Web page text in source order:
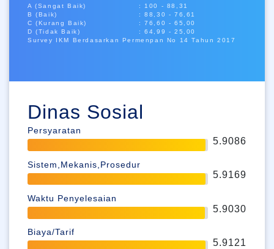
A (sangat Baik)
: 100 - 88,31
B (baik)
: 88,30 - 76,61
C (kurang Baik)
: 76,60 - 65,00
D (tidak Baik)
: 64,99 - 25,00
Survey IKM Berdasarkan Permenpan No 14 Tahun 2017
Dinas Sosial
Persyaratan
5.9086
Sistem,Mekanis,Prosedur
5.9169
Waktu Penyelesaian
5.9030
Biaya/Tarif
5.9121